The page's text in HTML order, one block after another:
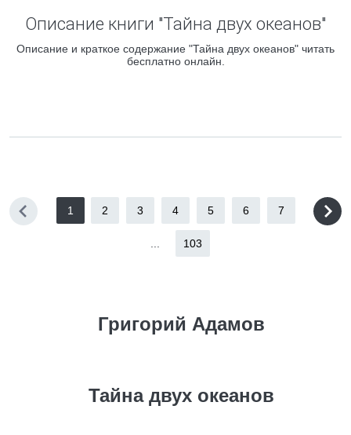
Описание книги "Тайна двух океанов"
Описание и краткое содержание "Тайна двух океанов" читать
бесплатно онлайн.
1 2 3 4 5 6 7
103
Григорий Адамов
Тайна двух океанов